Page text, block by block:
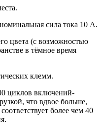
сила тока 10 A.
цвета (с возможностью
в тёмное время
клемм.
циклов включений-
что вдвое больше,
более чем 40